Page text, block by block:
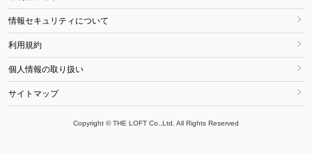
情報セキュリティについて
利用規約
個人情報の取り扱い
サイトマップ
Copyright © THE LOFT Co.,Ltd. All Rights Reserved